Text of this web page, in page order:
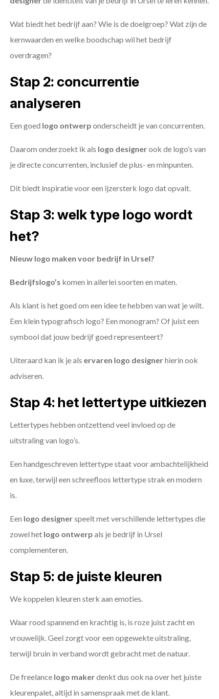
Wat biedt het bedrijf aan? Wie is de doelgroep? Wat zijn de
kernwaarden en welke boodschap wil het bedrijf
overdragen?
Stap 2: concurrentie
analyseren
Een goed logo ontwerp onderscheidt je van concurrenten.
Daarom onderzoekt ik als logo designerook de logo’s van
je directe concurrenten, inclusief de plus- en minpunten.
Dit biedt inspiratie voor een ijzersterk logo dat opvalt.
Stap 3: welk type logo wordt
het?
Nieuw logo maken voor bedrijf in Ursel?
Bedrijfslogo’s komen in allerlei soorten en maten.
Als klant is het goed om een idee te hebben van wat je wilt.
Een klein typografisch logo? Een monogram? Of juist een
symbool dat jouw bedrijf goed representeert?
Uiteraard kan ik je als ervaren logo designerhierin ook
adviseren.
Stap 4: het lettertype uitkiezen
Lettertypes hebben ontzettend veel invloed op de
uitstraling van logo’s.
Een handgeschreven lettertype staat voor ambachtelijkheid
en luxe, terwijl een schreefloos lettertype strak en modern
is.
Een logo designerspeelt met verschillende lettertypes die
zowel het logo ontwerp als je bedrijf in Ursel
complementeren.
Stap 5: de juiste kleuren
We koppelen kleuren sterk aan emoties.
Waar rood spannend en krachtig is, is roze juist zacht en
vrouwelijk. Geel zorgt voor een opgewekte uitstraling,
terwijl bruin in verband wordt gebracht met de natuur.
De freelance logo makerdenkt dus ook na over het juiste
kleurenpalet, altijd in samenspraak met de klant.